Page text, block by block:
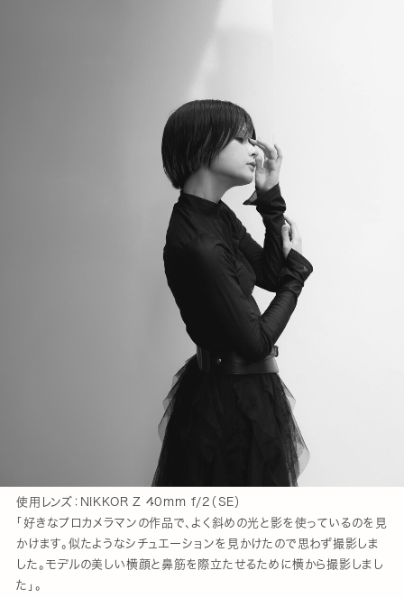
使用レンズ：NIKKOR Z 40mm f/2（SE）
「好きなプロカメラマンの作品で、よく斜めの光と影を使っているのを見
かけます。似たようなシチュエーションを見かけたので思わず撮影しま
した。モデルの美しい横顔と鼻筋を際立たせるために横から撮影しまし
た」。